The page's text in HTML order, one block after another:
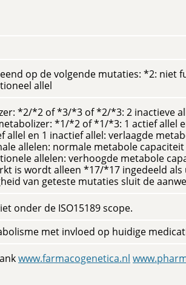
op de volgende mutaties: *2: niet
allel
*2/*2 of *3/*3 of *2/*3: 2 inactieve
*1/*2 of *1/*3: 1 actief allel
allel en 1 inactief allel: verlaagde
allelen: normale metabole
allelen: verhoogde metabole
is wordt alleen *17/*17 ingedeeld
van geteste mutaties sluit de
onder de ISO15189 scope.
met invloed op huidige
www.farmacogenetica.nl